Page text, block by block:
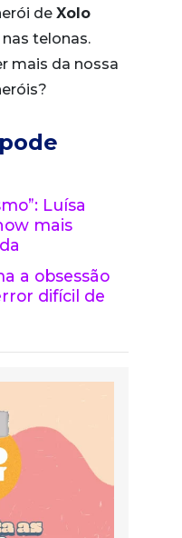
de Xolo
telonas.
mais da nossa
Luísa
mais
a obsessão
difícil de